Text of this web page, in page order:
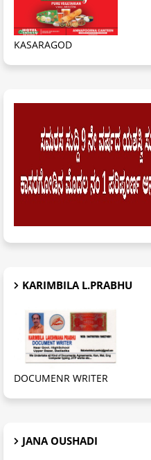
KASARAGOD
KARIMBILA L.PRABHU
DOCUMENR WRITER
JANA OUSHADI